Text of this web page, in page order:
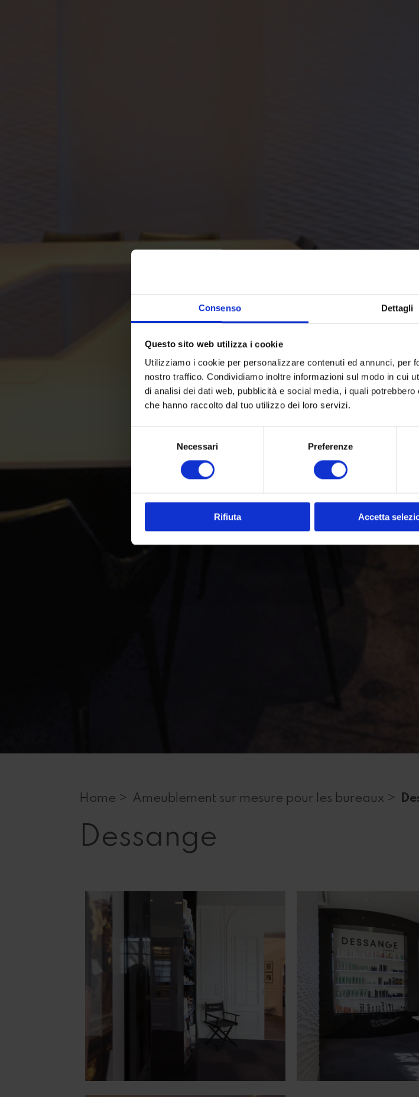
Consenso Dettagli
Questo sito web utilizza i cookie
Utilizziamo i cookie per personalizzare contenuti ed annunci, per
nostro traffico. Condividiamo inoltre informazioni sul modo in cui
di analisi dei dati web, pubblicità e social media, i quali
che hanno raccolto dal tuo utilizzo dei loro servizi.
Necessari Preferenze
Rifiuta Accetta
Home > Ameublement sur mesure pour les bureaux >
Dessange